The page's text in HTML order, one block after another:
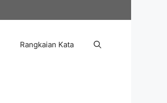
Rangkaian Kata